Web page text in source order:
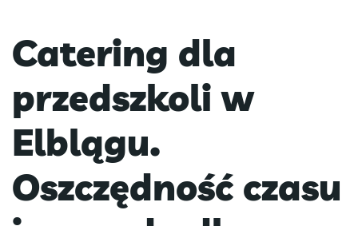
Catering dla
przedszkoli w
Elblągu.
Oszczędność czasu